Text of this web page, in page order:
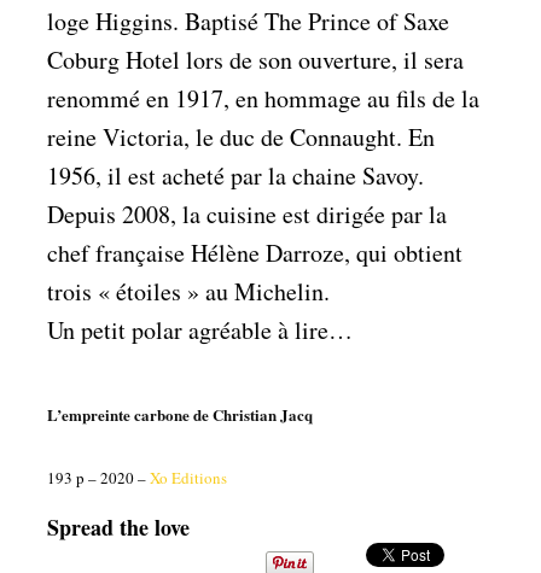
loge Higgins. Baptisé The Prince of Saxe
Coburg Hotel lors de son ouverture, il sera
renommé en 1917, en hommage au fils de la
reine Victoria, le duc de Connaught. En
1956, il est acheté par la chaine Savoy.
Depuis 2008, la cuisine est dirigée par la
chef française Hélène Darroze, qui obtient
trois « étoiles » au Michelin.
Un petit polar agréable à lire…
L’empreinte carbone de Christian Jacq
193 p – 2020 –Xo Editions
Spread the love